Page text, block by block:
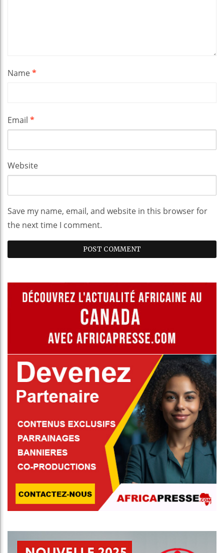
Name*
Email *
Website
Save my name, email, and website in this browser for
the next time I comment.